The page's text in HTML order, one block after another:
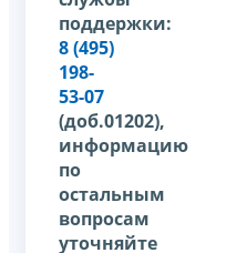
поддержки:
8 (495)
198-
53-07
(доб.01202),
информацию
по
остальным
вопросам
уточняйте